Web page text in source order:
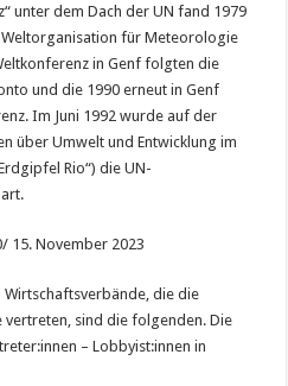
unter dem Dach der UN fand 1979
für Meteorologie
in Genf folgten die
und die 1990 erneut in Genf
Im Juni 1992 wurde auf der
über Umwelt und Entwicklung im
Rio“) die UN-
15. November 2023
die die
sind die folgenden. Die
– Lobbyist:innen in